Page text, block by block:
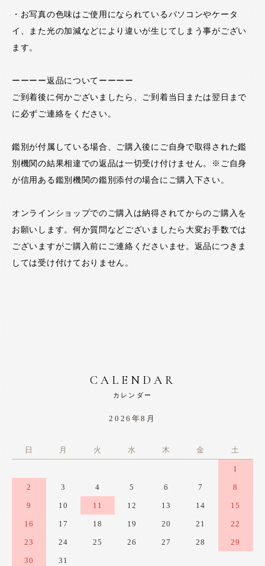
・お写真の色味はご使用になられているパソコンやケータ
イ、また光の加減などにより違いが生じてしまう事がござい
ます。
ーーーー返品についてーーーー
ご到着後に何かございましたら、ご到着当日または翌日まで
に必ずご連絡をください。
鑑別が付属している場合、ご購入後にご自身で取得された鑑
別機関の結果相違での返品は一切受け付けません。※ご自身
が信用ある鑑別機関の鑑別添付の場合にご購入下さい。
オンラインショップでのご購入は納得されてからのご購入を
お願いします。何か質問などございましたら大変お手数では
ございますがご購入前にご連絡くださいませ。返品につきま
しては受け付けておりません。
CALENDAR
カレンダー
2026年8月
日 月 火 水 木 金 土
1
2 3 4 5 6 7 8
9 10 11 12 13 14 15
16 17 18 19 20 21 22
23 24 25 26 27 28 29
30 31